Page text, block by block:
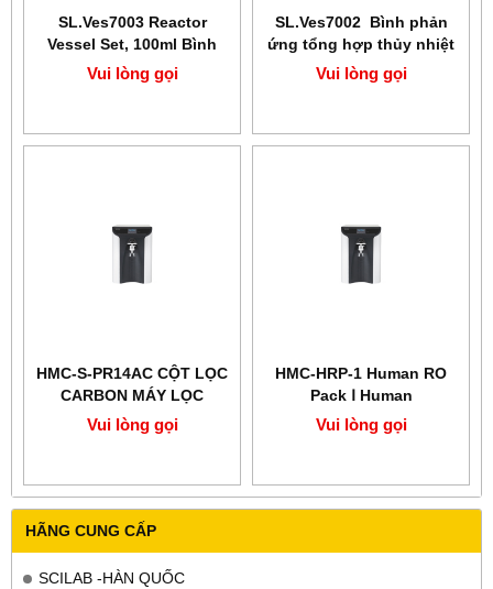
HÃNG CUNG CẤP
SCILAB -HÀN QUỐC
SL.Ves7003 Reactor
Vessel Set, 100ml​​​​​​​ Bình
phản ứng tổng hợp thủy
nhiệt PTFE
Vui lòng gọi
SL.Ves7002 Bình phản
ứng tổng hợp thủy nhiệt
PTFE 50ml
Vui lòng gọi
HMC-S-PR14AC CỘT LỌC
CARBON MÁY LỌC
NƯỚC RO HUMAN
POWER
Vui lòng gọi
HMC-HRP-1 Human RO
Pack Ⅰ Human
Vui lòng gọi